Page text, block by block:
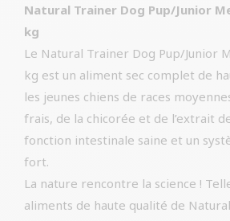
Natural Trainer Dog Pup/Junior
kg
Le Natural Trainer Dog Pup/Junior
kg est un aliment sec complet de
les jeunes chiens de races
frais, de la chicorée et de l’extrait
fonction intestinale saine et un
fort.
La nature rencontre la science !
aliments de haute qualité de